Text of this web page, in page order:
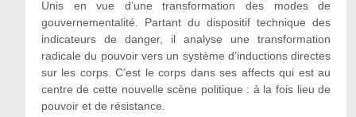
Unis en vue d’une transformation des modes de
gouvernementalité. Partant du dispositif technique des
indicateurs de danger, il analyse une transformation
radicale du pouvoir vers un système d’inductions directes
sur les corps. C’est le corps dans ses affects qui est au
centre de cette nouvelle scène politique : à la fois lieu de
pouvoir et de résistance.